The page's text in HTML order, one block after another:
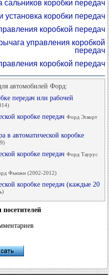
сальников коробки передач
установка коробки передач
коробкой передач
управления коробкой
передач
коробкой передач
автомобилей Форд:
передач или рабочей
коробке передач Форд Эскорт
в автоматической коробке
коробке передач Форд Таурус
Фьюжн (2002-2012)
коробке передач (каждые 20